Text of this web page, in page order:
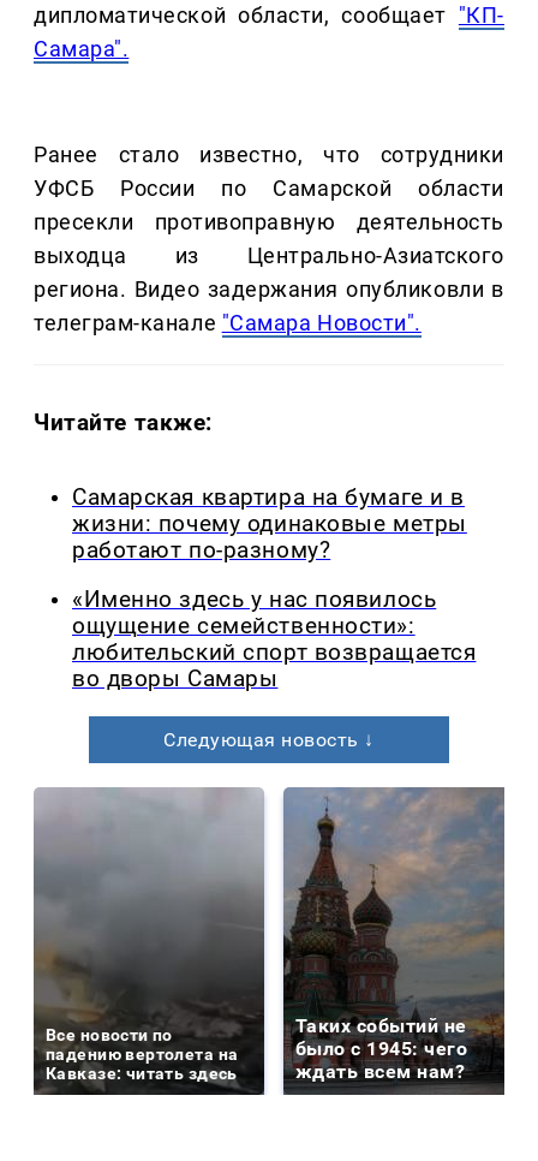
дипломатической области, сообщает "КП-
Самара".
Ранее стало известно, что сотрудники
УФСБ России по Самарской области
пресекли противоправную деятельность
выходца из Центрально-Азиатского
региона. Видео задержания опубликовли в
телеграм-канале "Самара Новости".
Читайте также:
Самарская квартира на бумаге и в
жизни: почему одинаковые метры
работают по-разному?
«Именно здесь у нас появилось
ощущение семейственности»:
любительский спорт возвращается
во дворы Самары
Следующая новость ↓
Все новости по
падению вертолета на
Кавказе: читать здесь
Таких событий не
было с 1945: чего
ждать всем нам?